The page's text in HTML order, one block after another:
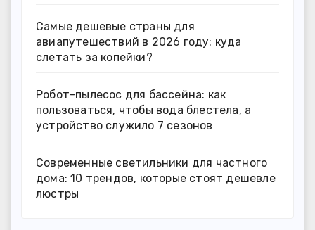
Самые дешевые страны для
авиапутешествий в 2026 году: куда
слетать за копейки?
Робот-пылесос для бассейна: как
пользоваться, чтобы вода блестела, а
устройство служило 7 сезонов
Современные светильники для частного
дома: 10 трендов, которые стоят дешевле
люстры